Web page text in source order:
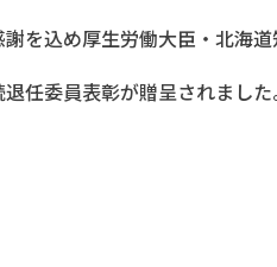
を込め厚生労働大臣・北海道
任委員表彰が贈呈されました